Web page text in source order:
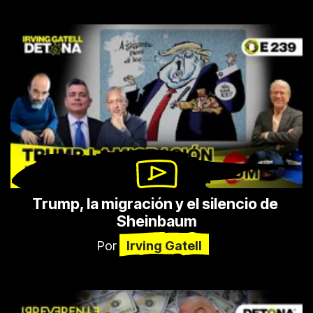
Trump, la migración y el silencio de
Sheinbaum
Por Irving Gatell